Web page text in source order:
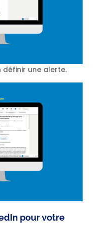
définir une alerte.
pour votre